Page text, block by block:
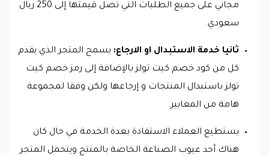
مجاني على جميع الطلبات التي تصل قيمتها إلى 250 ريال
سعودي.
ثانيا خدمة الاستبدال او الارجاع: يسمح المتجر الذي يقدم
كل من كود خصم كيت تولز بالإضافة إلى رمز خصم كيت
تولز باستبدال المنتجات و إرجاعها ولكن وفقا لمجموعة
هامة من المعايير.
يستطيع العملاء الاستفادة بعدة الخدمة في حال كان
هناك أحد عيوب الصناعة الخاصة بالمنتج ويتحمل المتجر